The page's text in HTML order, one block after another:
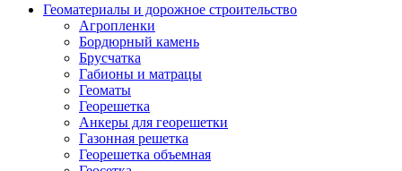
Геоматериалы и дорожное строительство
Агропленки
Бордюрный камень
Брусчатка
Габионы и матрацы
Геоматы
Георешетка
Анкеры для георешетки
Газонная решетка
Георешетка объемная